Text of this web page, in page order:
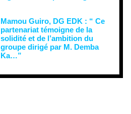
Mamou Guiro, DG EDK : “ Ce
partenariat témoigne de la
solidité et de l’ambition du
groupe dirigé par M. Demba
Ka…”